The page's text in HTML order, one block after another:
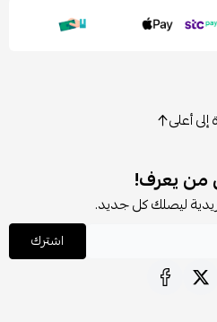
يعرف!
ليصلك كل جديد.